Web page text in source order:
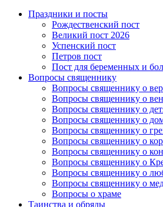
Праздники и посты
Рождественский пост
Великий пост 2026
Успенский пост
Петров пост
Пост для беременных и
Вопросы священнику
Вопросы священнику о
Вопросы священнику о
Вопросы священнику о
Вопросы священнику о
Вопросы священнику о
Вопросы священнику о
Вопросы священнику о
Вопросы священнику о
Вопросы священнику о
Вопросы священнику о
Вопросы о храме
Таинства и обряды